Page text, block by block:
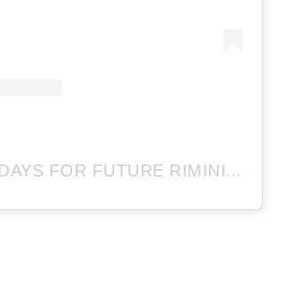
A POST SHARED BY FRIDAYS FOR FUTURE RIMINI🌱 (@FRIDAYSFORFUTURE_RIMINI)